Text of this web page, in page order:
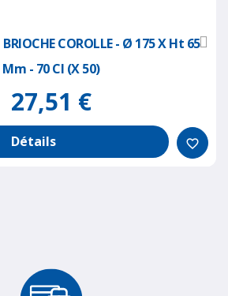
COROLLE - Ø 175 X Ht 65
Mm - 70 Cl (x 50)
27,51 €
Détails favorite_border